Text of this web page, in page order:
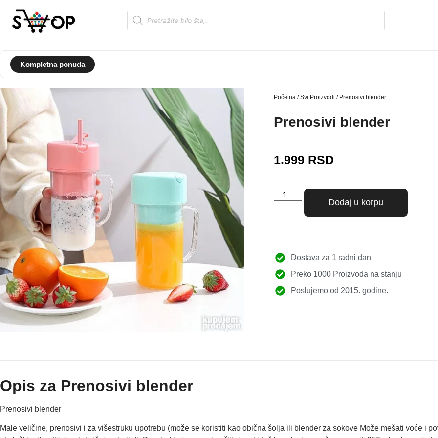
Kompletna ponuda
Početna /Svi Proizvodi / Prenosivi blender
Prenosivi blender
1.999 RSD
Dodaj u korpu
Dostava za 1 radni dan
Preko 1000 Proizvoda na stanju
Poslujemo od 2015. godine.
Opis za Prenosivi blender
Prenosivi blender
Male veličine, prenosivi i za višestruku upotrebu (može se koristiti kao obična šolja ili blender za sokove Može mešati voće i